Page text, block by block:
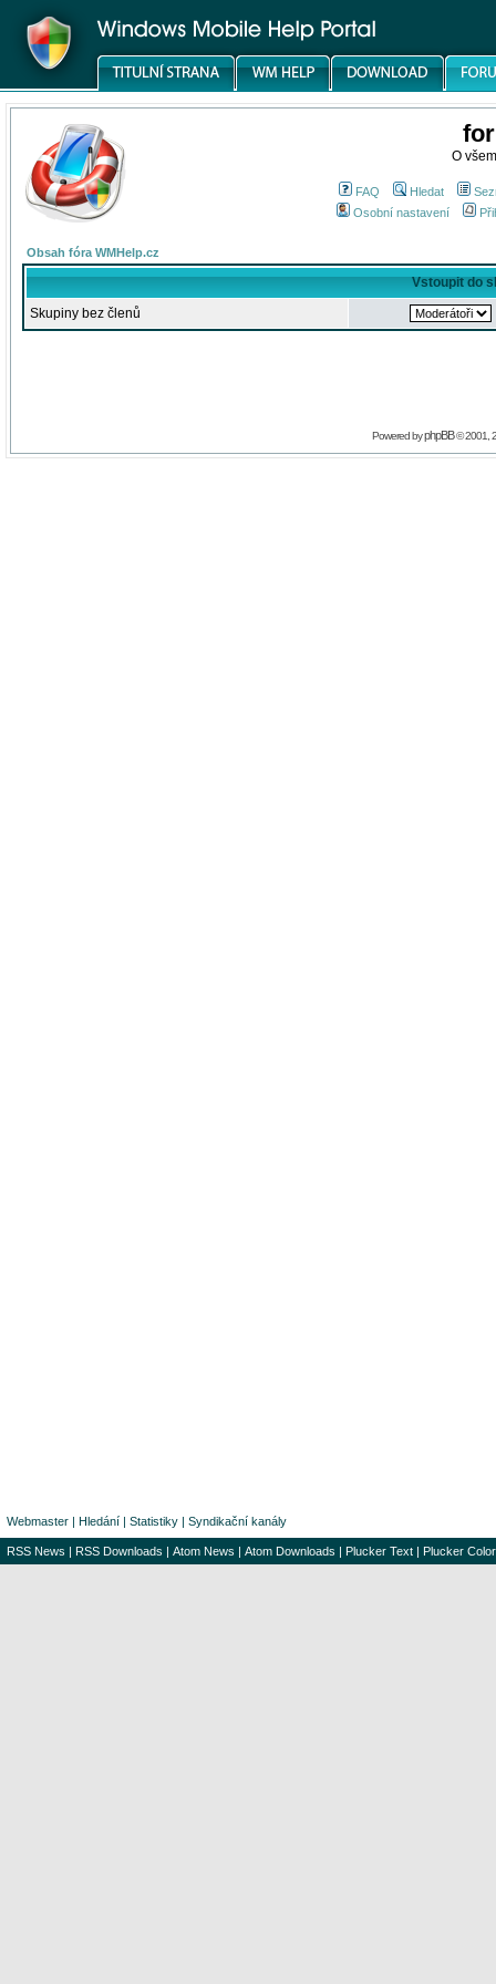
O
FAQ Hledat
Osobní nastavení
Obsah fóra WMHelp.cz
Vstoupit do
Skupiny bez členů
Powered byphpBB© 2001,
Webmaster | Hledání | Statistiky | Syndikační kanály
RSS News | RSS Downloads | Atom News | Atom Downloads | Plucker Text | Plucker Color